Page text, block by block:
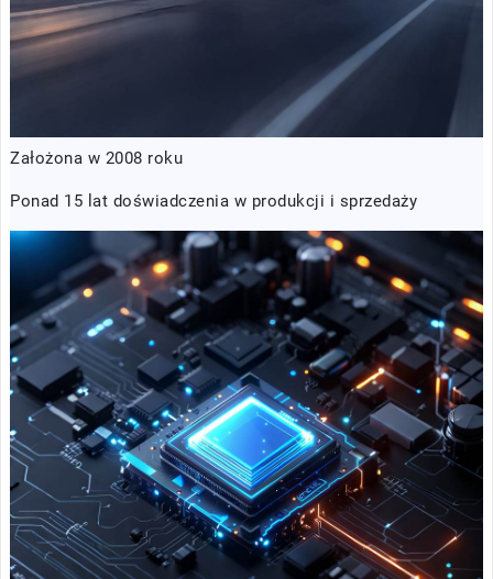
Założona w 2008 roku
Ponad 15 lat doświadczenia w produkcji i sprzedaży